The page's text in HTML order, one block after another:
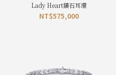
Lady Heart鑽石耳環
NT$575,000